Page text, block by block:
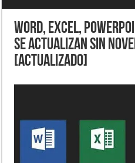
Word, Excel,
se actualizan sin
[ACTUALIZADO]